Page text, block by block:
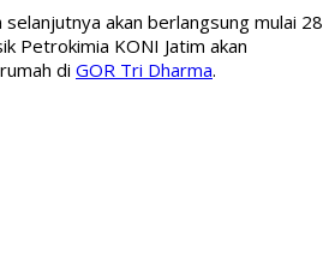
akan berlangsung mulai 28
Petrokimia KONI Jatim akan
di GOR Tri Dharma.